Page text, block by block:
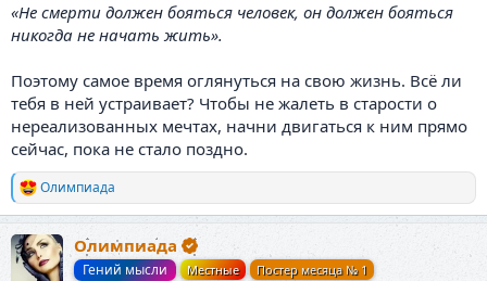
«Не смерти должен бояться человек, он должен бояться
никогда не начать жить».
Поэтому самое время оглянуться на свою жизнь. Всё ли
тебя в ней устраивает? Чтобы не жалеть в старости о
нереализованных мечтах, начни двигаться к ним прямо
сейчас, пока не стало поздно.
Р
е
к
ц
Олимпиада
Олимпиада
Гений мысли Местные Постер месяца № 1